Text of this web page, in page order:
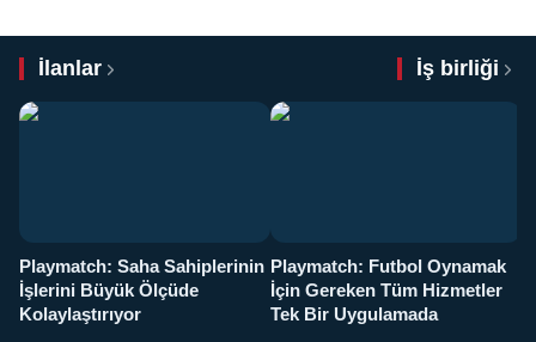
İlanlar İş birliği
Playmatch: Saha Sahiplerinin
İşlerini Büyük Ölçüde
Kolaylaştırıyor
Playmatch: Futbol Oynamak
İçin Gereken Tüm Hizmetler
Tek Bir Uygulamada